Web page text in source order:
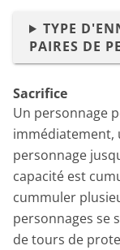
TYPE
PAIRES DE
Sacrifice
Un personnage
immédiatement,
personnage
capacité est
cummuler
personnages se
de tours de